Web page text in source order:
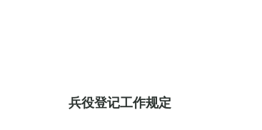
兵役登记工作规定